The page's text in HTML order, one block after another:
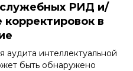
РИД и/
корректировок в
интеллектуальной
быть обнаружено